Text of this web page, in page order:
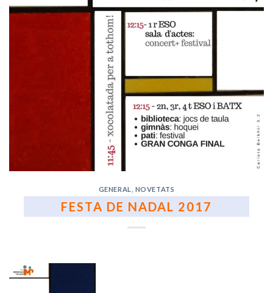
GENERAL NOVETATS
FESTA DE NADAL 2017